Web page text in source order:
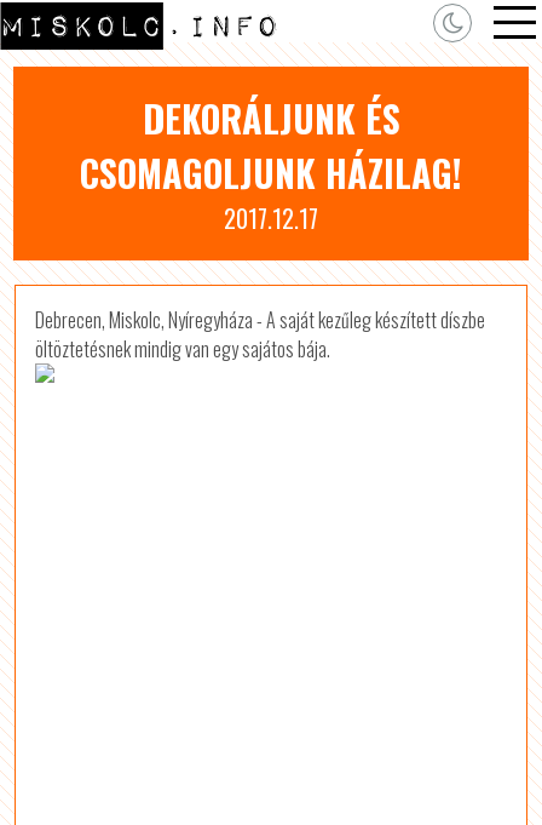
DEKORÁLJUNK ÉS
CSOMAGOLJUNK HÁZILAG!
2017.12.17
Debrecen, Miskolc, Nyíregyháza - A saját kezűleg készített díszbe
öltöztetésnek mindig van egy sajátos bája.